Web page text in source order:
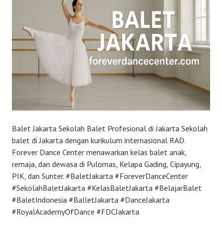
Balet Jakarta Sekolah Balet Profesional di Jakarta Sekolah
balet di Jakarta dengan kurikulum internasional RAD.
Forever Dance Center menawarkan kelas balet anak,
remaja, dan dewasa di Pulomas, Kelapa Gading, Cipayung,
PIK, dan Sunter. #BaletJakarta #ForeverDanceCenter
#SekolahBaletJakarta #KelasBaletJakarta #BelajarBalet
#BaletIndonesia #BalletJakarta #DanceJakarta
#RoyalAcademyOfDance #FDCJakarta